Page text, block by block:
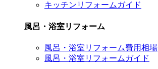
キッチンリフォームガイド
風呂・浴室リフォーム
風呂・浴室リフォーム費用相場
風呂・浴室リフォームガイド